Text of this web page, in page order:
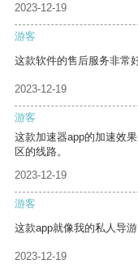
2023-12-19
游客
这款软件的售后服务非常
2023-12-19
游客
这款加速器app的加速效
区的线路。
2023-12-19
游客
这款app就像我的私人导
2023-12-19